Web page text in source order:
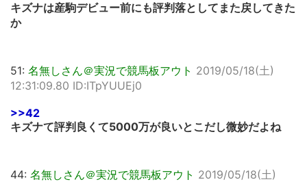
キズナは産駒デビュー前にも評判落としてまた戻してきた
か
51: 名無しさん＠実況で競馬板アウト 2019/05/18(土)
12:31:09.80 ID:ITpYUUEj0
>>42
キズナて評判良くて5000万が良いとこだし微妙だよね
44: 名無しさん＠実況で競馬板アウト 2019/05/18(土)